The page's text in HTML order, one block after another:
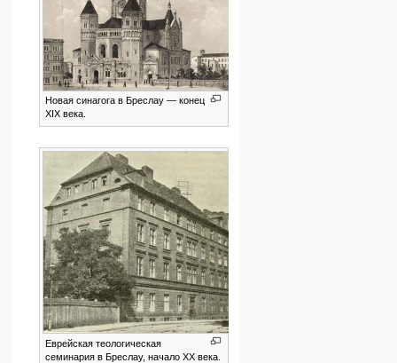
Новая синагога в Бреслау — конец
XIX века.
Еврейская теологическая
семинария в Бреслау, начало XX века.